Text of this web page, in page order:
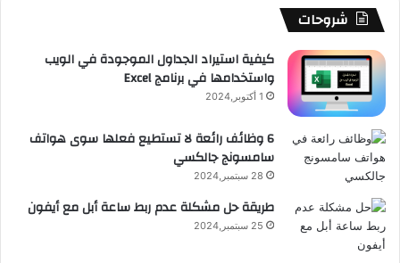
e
م
ت
و
شروحات
كيفية استيراد الجداول الموجودة في الويب
واستخدامها في برنامج Excel
1 أكتوبر,2024
6 وظائف رائعة لا تستطيع فعلها سوى هواتف
سامسونج جالكسي
28 سبتمبر,2024
طريقة حل مشكلة عدم ربط ساعة أبل مع أيفون
25 سبتمبر,2024